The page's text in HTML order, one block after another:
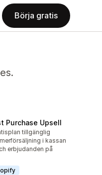
Börja gratis
Purchase Upsell
totalt tillgänglig
i kassan
erbjudanden på